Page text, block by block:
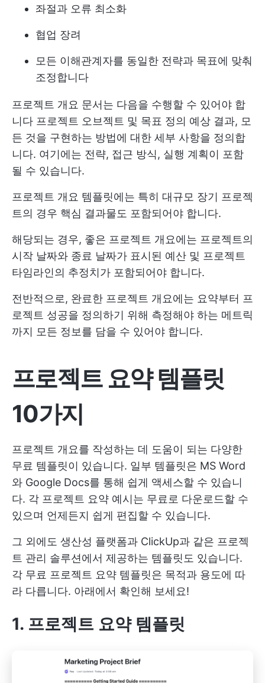
좌절과 오류 최소화
협업 장려
모든 이해관계자를 동일한 전략과 목표에 맞춰
조정합니다
프로젝트 개요 문서는 다음을 수행할 수 있어야 합
니다 프로젝트 오브젝트 및 목표 정의 예상 결과, 모
든 것을 구현하는 방법에 대한 세부 사항을 정의합
니다. 여기에는 전략, 접근 방식, 실행 계획이 포함
될 수 있습니다.
프로젝트 개요 템플릿에는 특히 대규모 장기 프로젝
트의 경우 핵심 결과물도 포함되어야 합니다.
해당되는 경우, 좋은 프로젝트 개요에는 프로젝트의
시작 날짜와 종료 날짜가 표시된 예산 및 프로젝트
타임라인의 추정치가 포함되어야 합니다.
전반적으로, 완료한 프로젝트 개요에는 요약부터 프
로젝트 성공을 정의하기 위해 측정해야 하는 메트릭
까지 모든 정보를 담을 수 있어야 합니다.
프로젝트 요약 템플릿
10가지
프로젝트 개요를 작성하는 데 도움이 되는 다양한
무료 템플릿이 있습니다. 일부 템플릿은 MS Word
와 Google Docs를 통해 쉽게 액세스할 수 있습니
다. 각 프로젝트 요약 예시는 무료로 다운로드할 수
있으며 언제든지 쉽게 편집할 수 있습니다.
그 외에도 생산성 플랫폼과 ClickUp과 같은 프로젝
트 관리 솔루션에서 제공하는 템플릿도 있습니다.
각 무료 프로젝트 요약 템플릿은 목적과 용도에 따
라 다릅니다. 아래에서 확인해 보세요!
1. 프로젝트 요약 템플릿